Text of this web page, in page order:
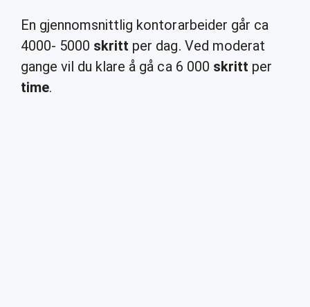
En gjennomsnittlig kontorarbeider går ca
4000- 5000 skritt per dag. Ved moderat
gange vil du klare å gå ca 6 000 skritt per
time.